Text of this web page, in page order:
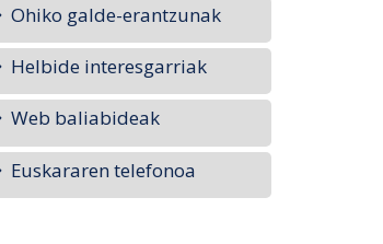
Ohiko galde-erantzunak
Helbide interesgarriak
Web baliabideak
Euskararen telefonoa